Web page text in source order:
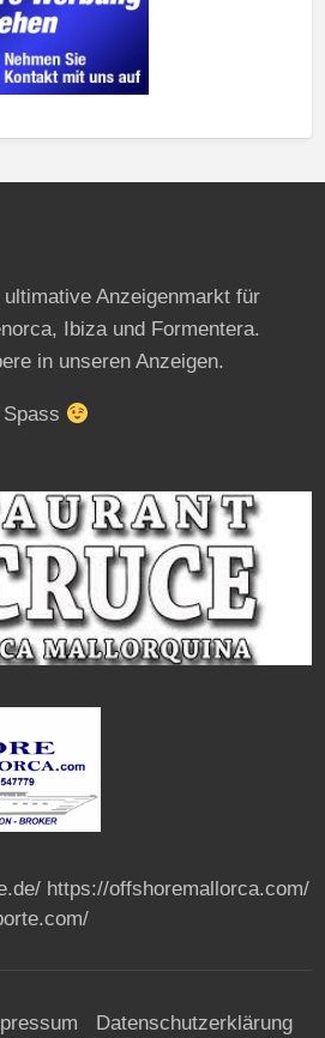
Anzeigenmarkt für
Ibiza und Formentera.
in unseren Anzeigen.
https://offshoremallorca.com/
Datenschutzerklärung